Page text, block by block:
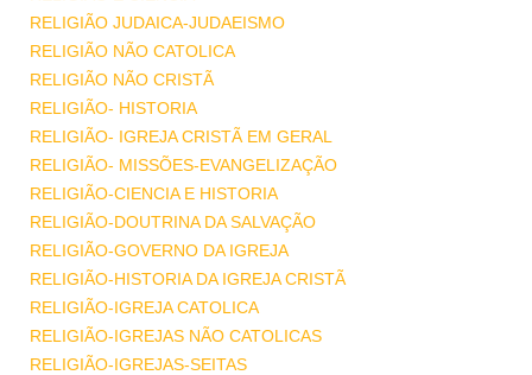
RELIGIÃO JUDAICA-JUDAEISMO
RELIGIÃO NÃO CATOLICA
RELIGIÃO NÃO CRISTÃ
RELIGIÃO- HISTORIA
RELIGIÃO- IGREJA CRISTÃ EM GERAL
RELIGIÃO- MISSÕES-EVANGELIZAÇÃO
RELIGIÃO-CIENCIA E HISTORIA
RELIGIÃO-DOUTRINA DA SALVAÇÃO
RELIGIÃO-GOVERNO DA IGREJA
RELIGIÃO-HISTORIA DA IGREJA CRISTÃ
RELIGIÃO-IGREJA CATOLICA
RELIGIÃO-IGREJAS NÃO CATOLICAS
RELIGIÃO-IGREJAS-SEITAS